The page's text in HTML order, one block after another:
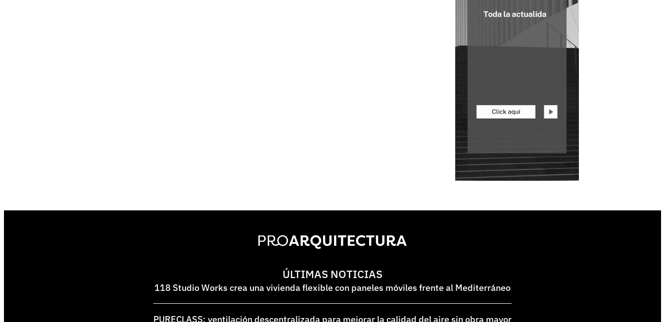
ÚLTIMAS NOTICIAS
118 Studio Works crea una vivienda flexible con paneles móviles frente al Mediterráneo
PURECLASS: ventilación descentralizada para mejorar la calidad del aire sin obra mayor